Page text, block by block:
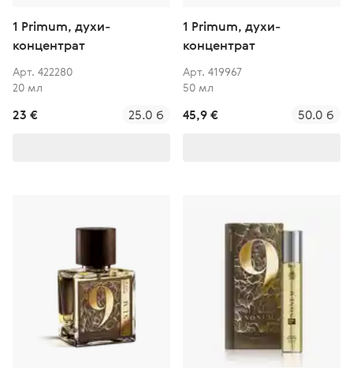
1 Primum, духи-
концентрат
Арт. 422280
20 мл
23 € 25.0 б
1 Primum, духи-
концентрат
Арт. 419967
50 мл
45,9 € 50.0 б